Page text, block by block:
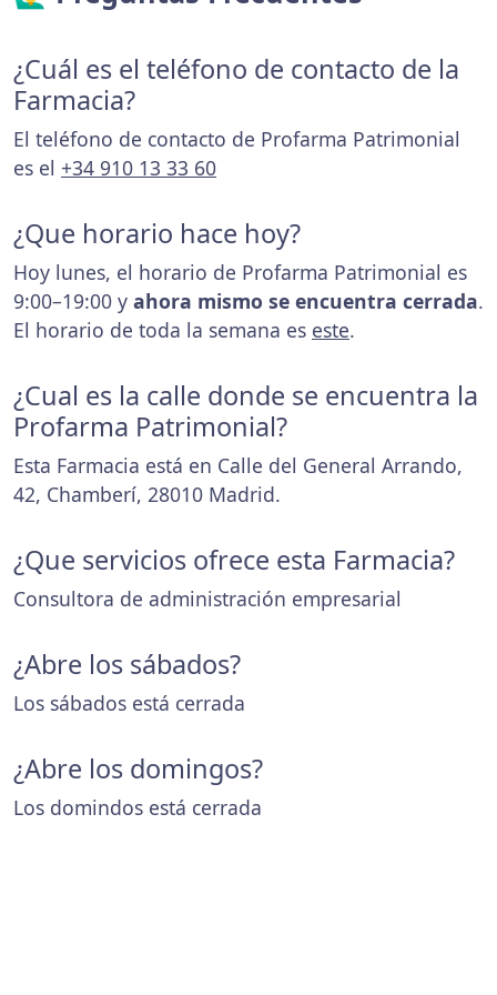
¿Cuál es el teléfono de contacto de la
Farmacia?
El teléfono de contacto de Profarma Patrimonial
es el +34 910 13 33 60
¿Que horario hace hoy?
Hoy lunes, el horario de Profarma Patrimonial es
9:00–19:00 y ahora mismo se encuentra cerrada.
El horario de toda la semana es este.
¿Cual es la calle donde se encuentra la
Profarma Patrimonial?
Esta Farmacia está en Calle del General Arrando,
42, Chamberí, 28010 Madrid.
¿Que servicios ofrece esta Farmacia?
Consultora de administración empresarial
¿Abre los sábados?
Los sábados está cerrada
¿Abre los domingos?
Los domindos está cerrada